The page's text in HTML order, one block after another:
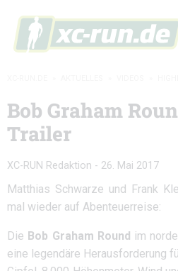
Bob Graham
Trailer
XC-RUN Redaktion - 26. Mai 2017
Matthias Schwarze und Frank
mal wieder auf Abenteuerreise:
Die Bob Graham Round im
eine legendäre Herausforderung